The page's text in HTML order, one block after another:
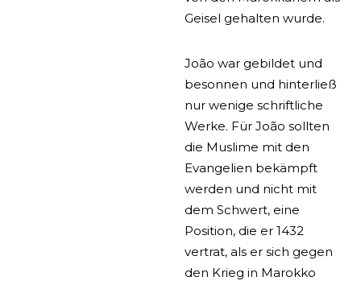
Geisel gehalten wurde.
João war gebildet und
besonnen und hinterließ
nur wenige schriftliche
Werke. Für João sollten
die Muslime mit den
Evangelien bekämpft
werden und nicht mit
dem Schwert, eine
Position, die er 1432
vertrat, als er sich gegen
den Krieg in Marokko